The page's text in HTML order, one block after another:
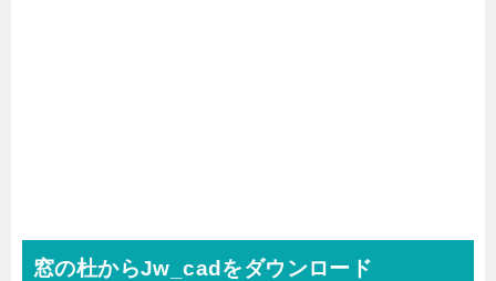
窓の杜からJw_cadをダウンロード